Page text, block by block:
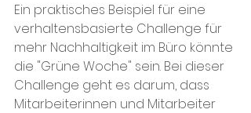
Ein praktisches Beispiel für eine
verhaltensbasierte Challenge für
mehr Nachhaltigkeit im Büro könnte
die "Grüne Woche" sein. Bei dieser
Challenge geht es darum, dass
Mitarbeiterinnen und Mitarbeiter